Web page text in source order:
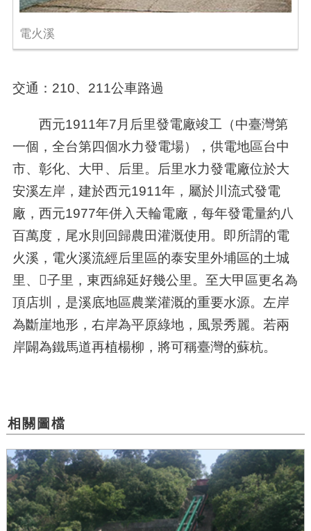
電火溪
交通：210、211公車路過
西元1911年7月后里發電廠竣工（中臺灣第
一個，全台第四個水力發電場），供電地區台中
市、彰化、大甲、后里。后里水力發電廠位於大
安溪左岸，建於西元1911年，屬於川流式發電
廠，西元1977年併入天輪電廠，每年發電量約八
百萬度，尾水則回歸農田灌溉使用。即所謂的電
火溪，電火溪流經后里區的泰安里外埔區的土城
里、子里，東西綿延好幾公里。至大甲區更名為
頂店圳，是溪底地區農業灌溉的重要水源。左岸
為斷崖地形，右岸為平原綠地，風景秀麗。若兩
岸闢為鐵馬道再植楊柳，將可稱臺灣的蘇杭。
相關圖檔